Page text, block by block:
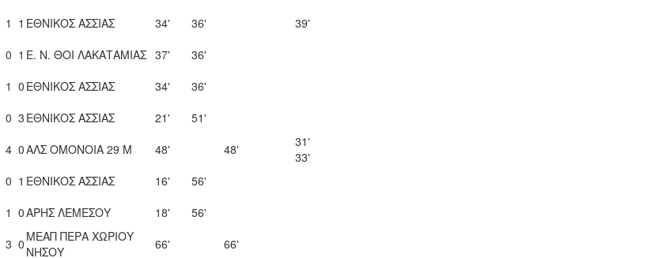
1 1 ΕΘΝΙΚΟΣ ΑΣΣΙΑΣ 34' 36'
39'
0 1 Ε. Ν. ΘΟΙ ΛΑΚΑΤΑΜΙΑΣ 37'
36'
1 0 ΕΘΝΙΚΟΣ ΑΣΣΙΑΣ 34'
36'
0 3 ΕΘΝΙΚΟΣ ΑΣΣΙΑΣ 21'
51'
4 0ΑΛΣ ΟΜΟΝΟΙΑ 29 Μ 48' 48'
31'
33'
0 1 ΕΘΝΙΚΟΣ ΑΣΣΙΑΣ 16'
56'
1 0ΑΡΗΣ ΛΕΜΕΣΟΥ 18'
56'
3 0 ΜΕΑΠ ΠΕΡΑ ΧΩΡΙΟΥ
ΝΗΣΟΥ
66' 66'